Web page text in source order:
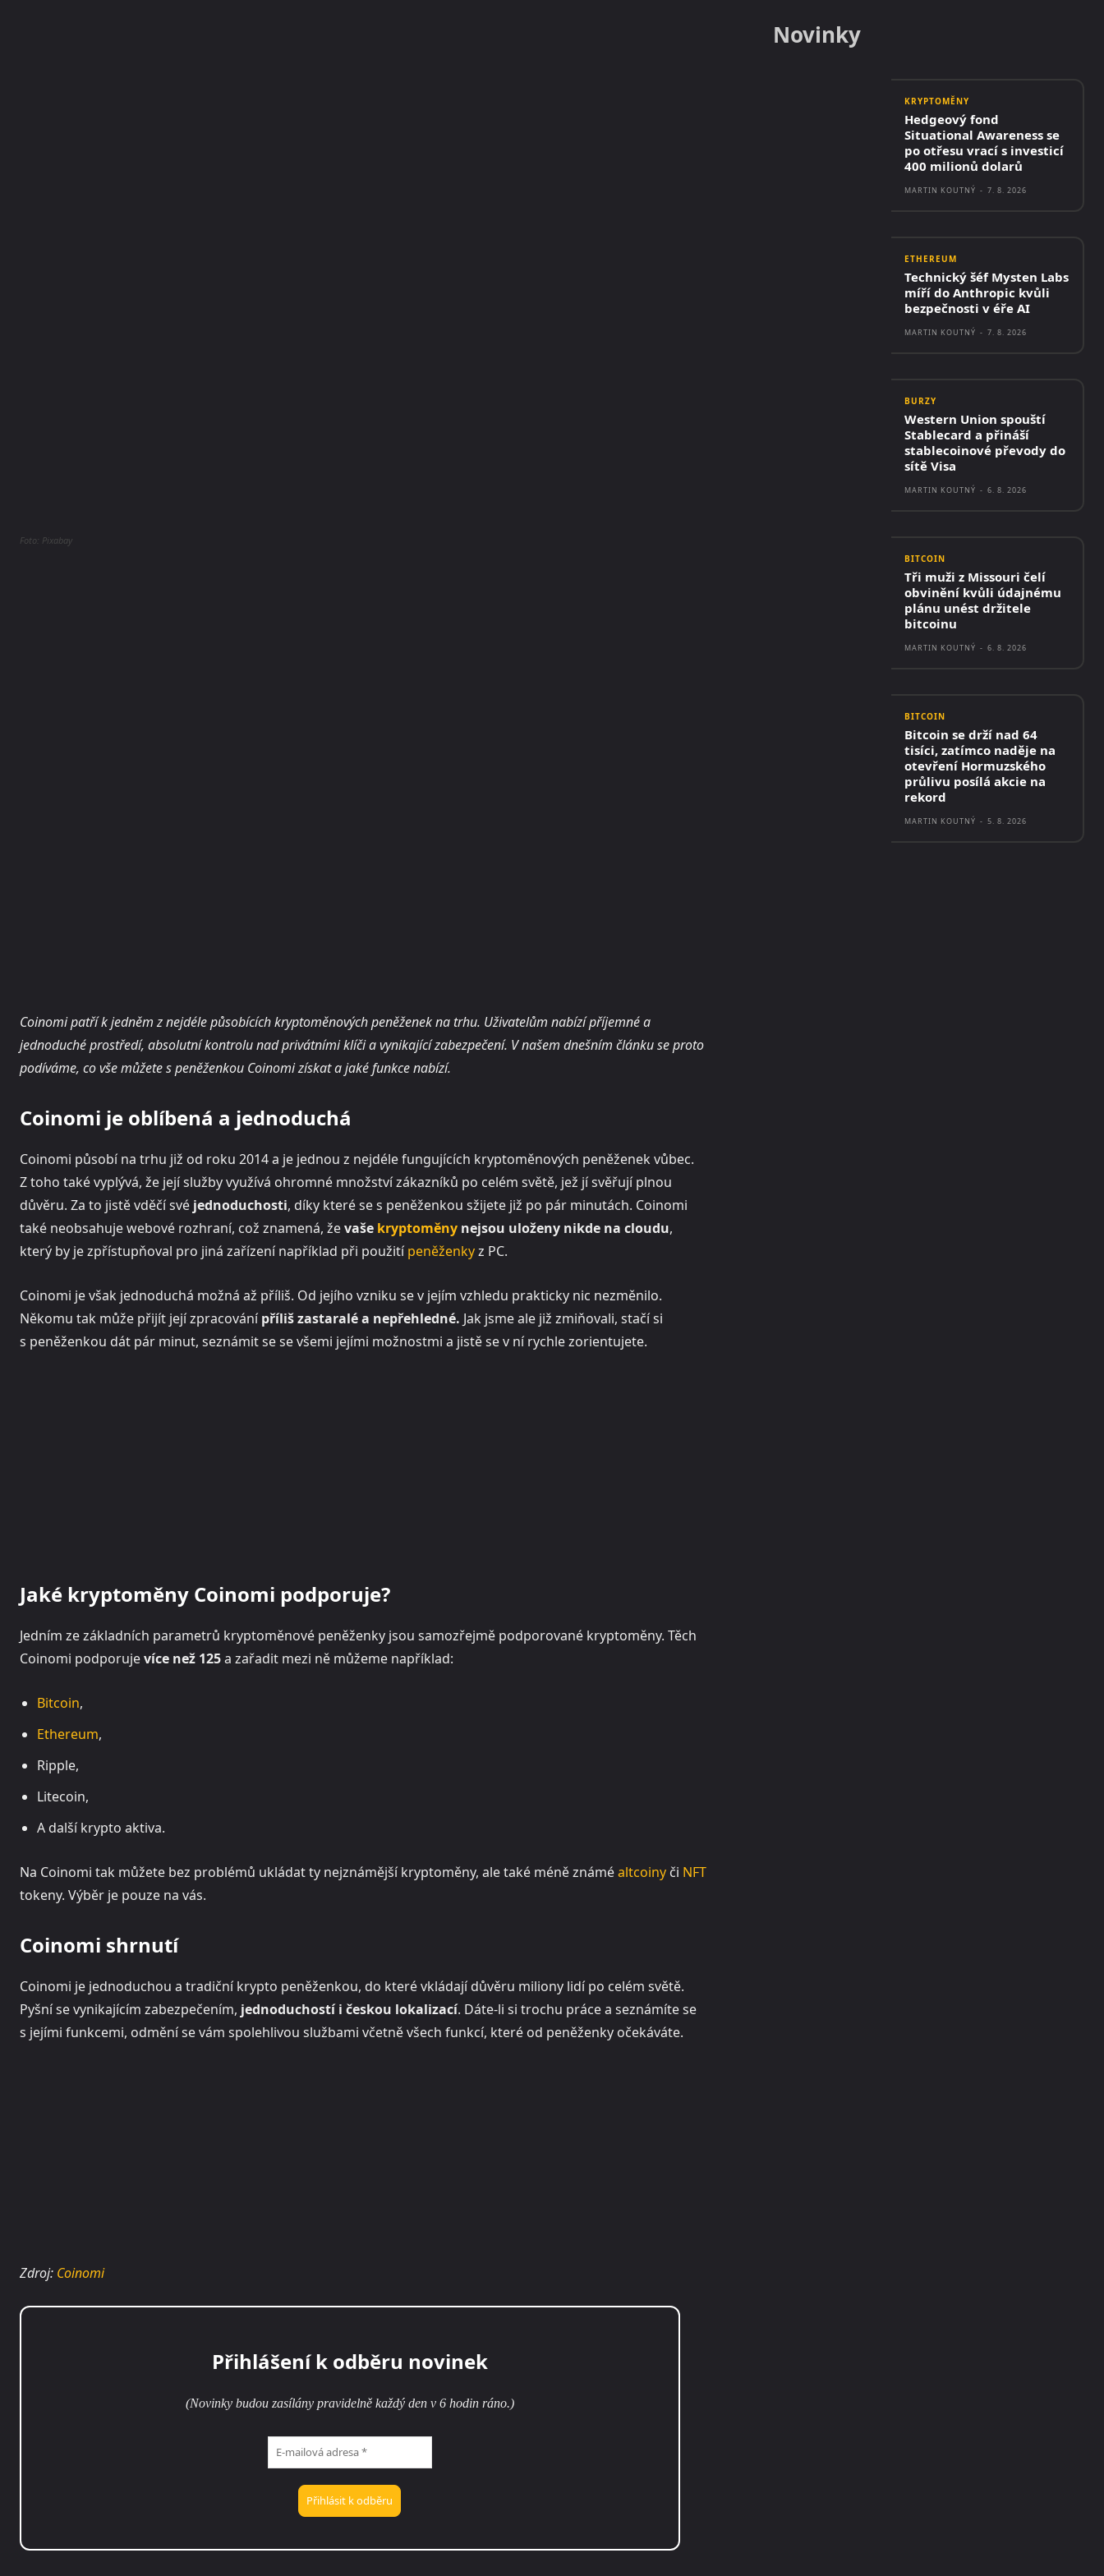
Foto: Pixabay
Coinomi patří k jedněm z nejdéle působících kryptoměnových peněženek na trhu. Uživatelům nabízí příjemné a
jednoduché prostředí, absolutní kontrolu nad privátními klíči a vynikající zabezpečení. V našem dnešním článku se proto
podíváme, co vše můžete s peněženkou Coinomi získat a jaké funkce nabízí.
Coinomi je oblíbená a jednoduchá
Coinomi působí na trhu již od roku 2014 a je jednou z nejdéle fungujících kryptoměnových peněženek vůbec.
Z toho také vyplývá, že její služby využívá ohromné množství zákazníků po celém světě, jež jí svěřují plnou
důvěru. Za to jistě vděčí své jednoduchosti, díky které se s peněženkou sžijete již po pár minutách. Coinomi
také neobsahuje webové rozhraní, což znamená, ževaše kryptoměny nejsou uloženy nikde na cloudu,
který by je zpřístupňoval pro jiná zařízení například při použitípeněženkyz PC.
Coinomi je však jednoduchá možná až příliš. Od jejího vzniku se v jejím vzhledu prakticky nic nezměnilo.
Někomu tak může přijít její zpracovánípříliš zastaralé a nepřehledné. Jak jsme ale již zmiňovali, stačí si
s peněženkou dát pár minut, seznámit se se všemi jejími možnostmi a jistě se v ní rychle zorientujete.
Jaké kryptoměny Coinomi podporuje?
Jedním ze základních parametrů kryptoměnové peněženky jsou samozřejmě podporované kryptoměny. Těch
Coinomi podporujevíce než 125a zařadit mezi ně můžeme například:
Bitcoin,
Ethereum,
Ripple,
Litecoin,
A další krypto aktiva.
Na Coinomi tak můžete bez problémů ukládat ty nejznámější kryptoměny, ale také méně známéaltcoiny či NFT
tokeny. Výběr je pouze na vás.
Coinomi shrnutí
Coinomi je jednoduchou a tradiční krypto peněženkou, do které vkládají důvěru miliony lidí po celém světě.
Pyšní se vynikajícím zabezpečením, jednoduchostí i českou lokalizací. Dáte-li si trochu práce a seznámíte se
s jejími funkcemi, odmění se vám spolehlivou službami včetně všech funkcí, které od peněženky očekáváte.
Zdroj: Coinomi
Přihlášení k odběru novinek
(Novinky budou zasílány pravidelně každý den v 6 hodin ráno.)
Novinky
KRYPTOMĚNY
Hedgeový fond
Situational Awareness se
po otřesu vrací s investicí
400 milionů dolarů
MARTIN KOUTNÝ - 7. 8. 2026
ETHEREUM
Technický šéf Mysten Labs
míří do Anthropic kvůli
bezpečnosti v éře AI
MARTIN KOUTNÝ - 7. 8. 2026
BURZY
Western Union spouští
Stablecard a přináší
stablecoinové převody do
sítě Visa
MARTIN KOUTNÝ - 6. 8. 2026
BITCOIN
Tři muži z Missouri čelí
obvinění kvůli údajnému
plánu unést držitele
bitcoinu
MARTIN KOUTNÝ - 6. 8. 2026
BITCOIN
Bitcoin se drží nad 64
tisíci, zatímco naděje na
otevření Hormuzského
průlivu posílá akcie na
rekord
MARTIN KOUTNÝ - 5. 8. 2026